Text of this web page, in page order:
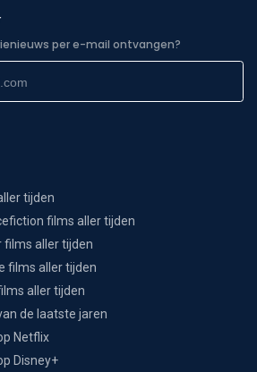
per e-mail ontvangen?
tijden
films aller tijden
films aller tijden
films aller tijden
aller tijden
de laatste jaren
Netflix
Disney+